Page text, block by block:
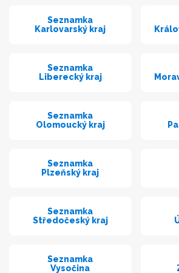
Seznamka
Karlovarský kraj
Seznamka
Liberecký kraj
Seznamka
Olomoucký kraj
Seznamka
Plzeňský kraj
Seznamka
Středočeský kraj
Seznamka
Vysočina